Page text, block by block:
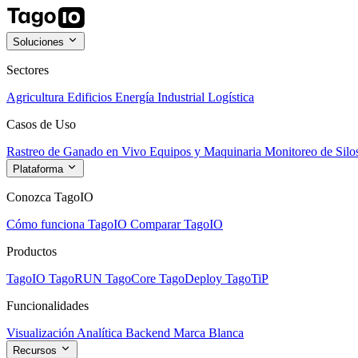
Soluciones
Sectores
Agricultura Edificios Energía Industrial Logística
Casos de Uso
Rastreo de Ganado en Vivo Equipos y Maquinaria Monitoreo de
Plataforma
Conozca TagoIO
Cómo funciona TagoIO Comparar TagoIO
Productos
TagoIO TagoRUN TagoCore TagoDeploy TagoTiP
Funcionalidades
Visualización Analítica Backend Marca Blanca
Recursos